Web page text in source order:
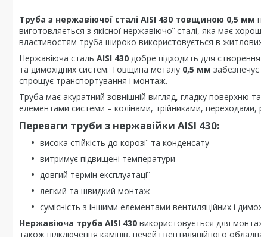
Труба з нержавіючої сталі AISI 430 товщиною 0,5 мм
виготовляється з якісної нержавіючої сталі, яка має
властивостям труба широко використовується в
Нержавіюча сталь AISI 430 добре підходить для
та димохідних систем. Товщина металу 0,5 мм
спрощує транспортування і монтаж.
Труба має акуратний зовнішній вигляд, гладку поверхню
елементами системи – колінами, трійниками,
Переваги труби з нержавійки AISI 430:
висока стійкість до корозії та конденсату
витримує підвищені температури
довгий термін експлуатації
легкий та швидкий монтаж
сумісність з іншими елементами вентиляційних і
Нержавіюча труба AISI 430 використовується для
також підключення камінів, печей і вентиляційного